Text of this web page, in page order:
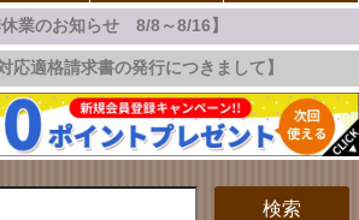
装飾
装飾
装飾
装飾
シーズン
休業のお知らせ 8/8～8/16】
応適格請求書の発行につきまして】
検索